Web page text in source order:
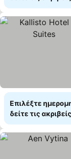
Επιλέξτε
δείτε τις